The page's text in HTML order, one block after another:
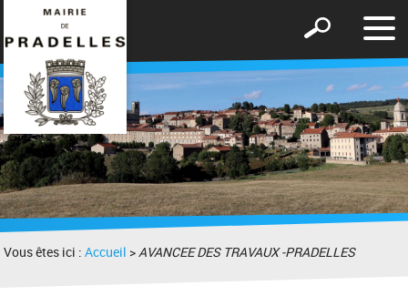
le
Afficher
formulaire
de
recherche
Vous êtes ici :Accueil >AVANCEE DES TRAVAUX -PRADELLES